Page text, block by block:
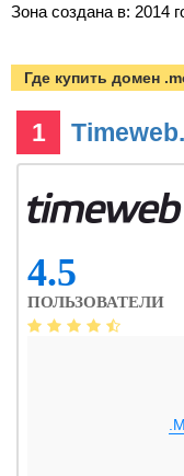
Зона создана в: 2014
Где купить домен
1
4.5
ПОЛЬЗОВАТЕЛИ